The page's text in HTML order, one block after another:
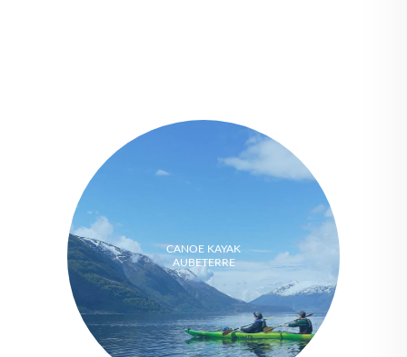
CANOE KAYAK
AUBETERRE